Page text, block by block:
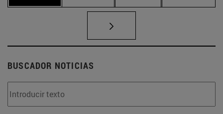
BUSCADOR NOTICIAS